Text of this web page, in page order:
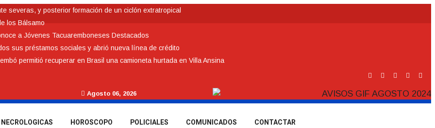
severas, y posterior formación de un ciclón extratropical
los Bálsamo
a Jóvenes Tacuaremboneses Destacados
sus préstamos sociales y abrió nueva línea de crédito
permitió recuperar en Brasil una camioneta hurtada en Villa Ansina
Agosto 06, 2026
NECROLOGICAS HOROSCOPO POLICIALES COMUNICADOS CONTACTAR